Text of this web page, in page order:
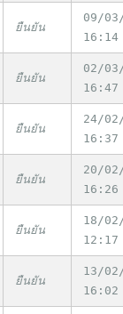
ยืนยัน
09/
16:14
ยืนยัน
02/
16:47
ยืนยัน
24/
16:37
ยืนยัน
20/
16:26
ยืนยัน
18/
12:17
ยืนยัน
13/
16:02